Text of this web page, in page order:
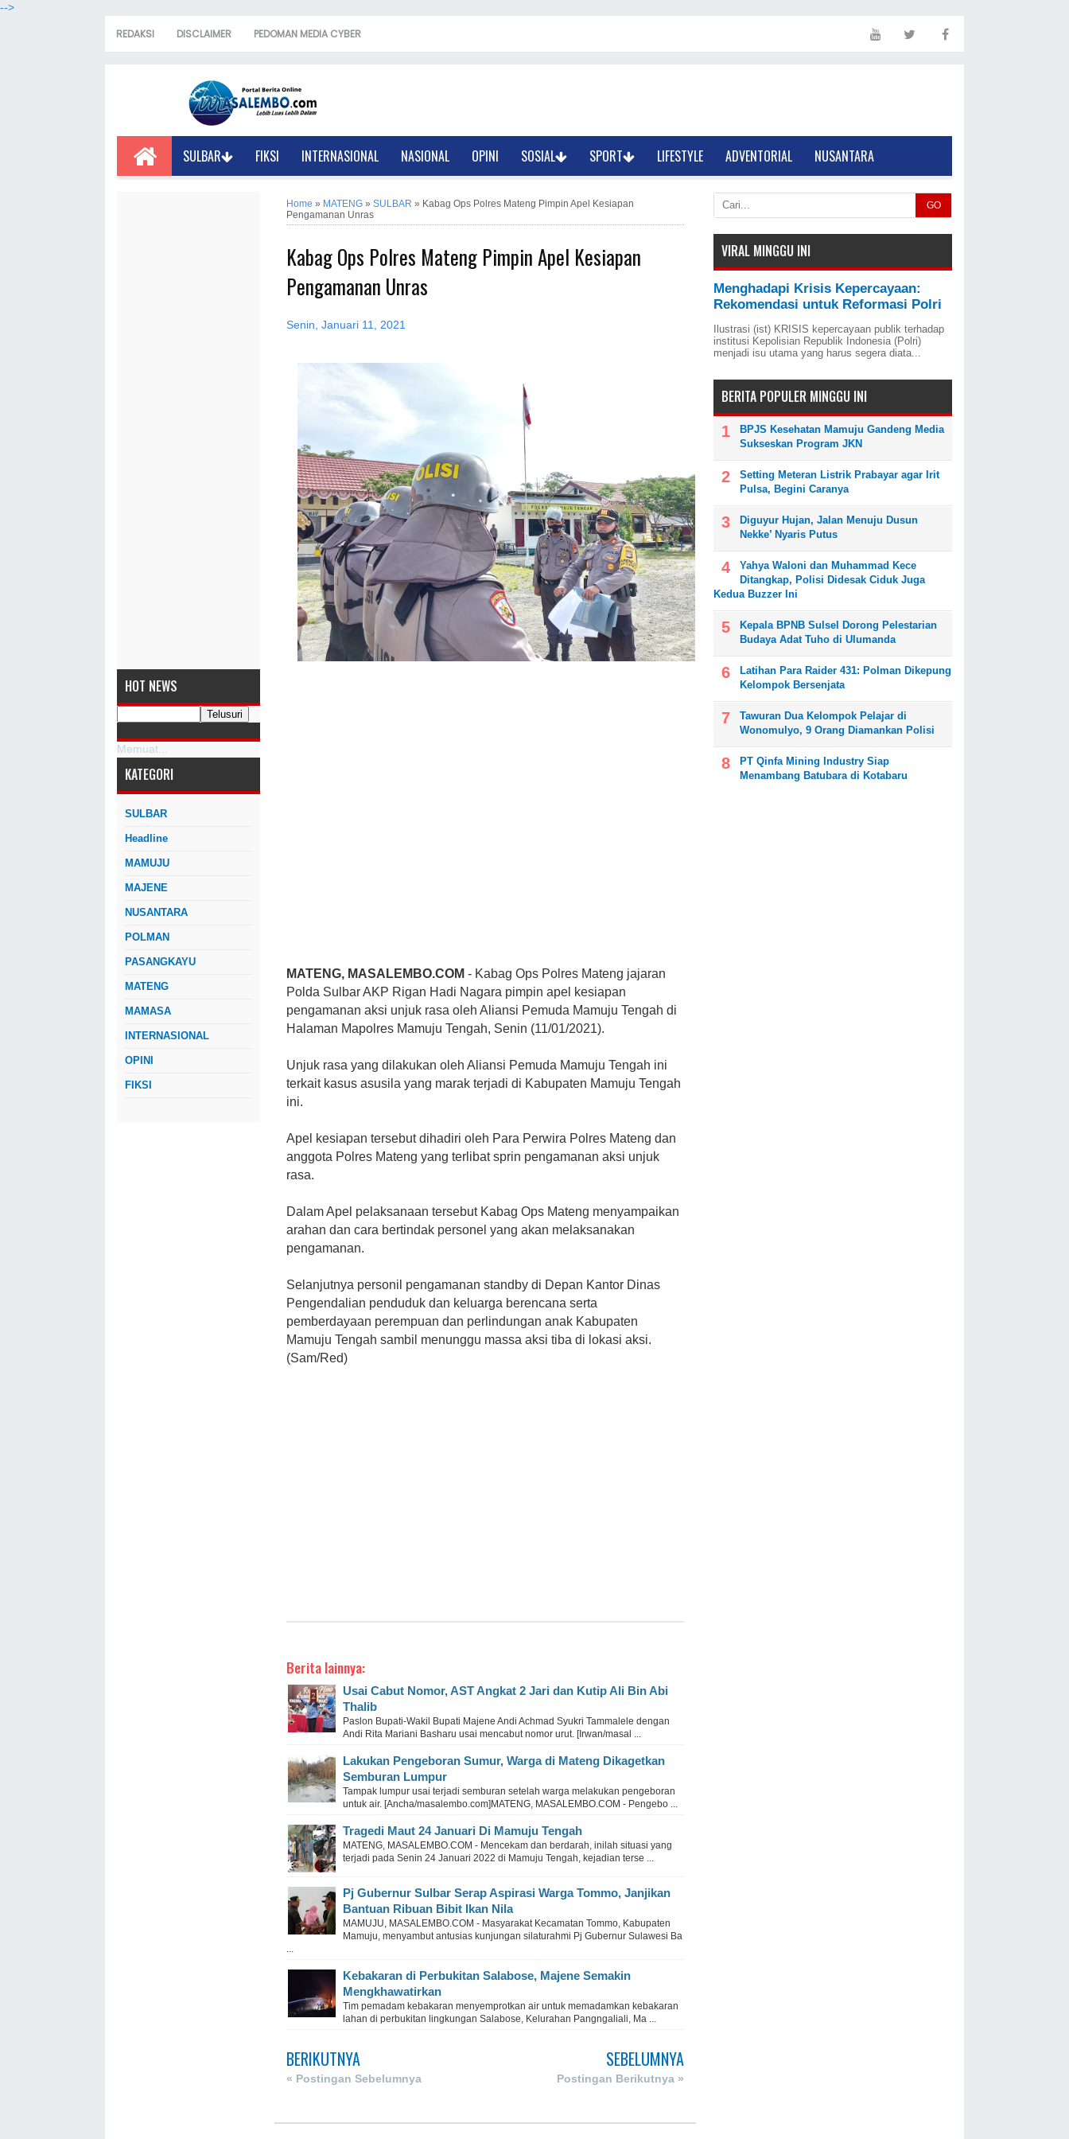
-->
REDAKSI DISCLAIMER PEDOMAN MEDIA CYBER
SULBAR FIKSI INTERNASIONAL NASIONAL OPINI SOSIAL SPORT LIFESTYLE ADVENTORIAL NUSANTARA
HOT NEWS
Memuat...
KATEGORI
SULBAR
Headline
MAMUJU
MAJENE
NUSANTARA
POLMAN
PASANGKAYU
MATENG
MAMASA
INTERNASIONAL
OPINI
FIKSI
Home » MATENG » SULBAR » Kabag Ops Polres Mateng Pimpin Apel Kesiapan
Pengamanan Unras
Kabag Ops Polres Mateng Pimpin Apel Kesiapan
Pengamanan Unras
Senin, Januari 11, 2021
MATENG, MASALEMBO.COM - Kabag Ops Polres Mateng jajaran
Polda Sulbar AKP Rigan Hadi Nagara pimpin apel kesiapan
pengamanan aksi unjuk rasa oleh Aliansi Pemuda Mamuju Tengah di
Halaman Mapolres Mamuju Tengah, Senin (11/01/2021).
Unjuk rasa yang dilakukan oleh Aliansi Pemuda Mamuju Tengah ini
terkait kasus asusila yang marak terjadi di Kabupaten Mamuju Tengah
ini.
Apel kesiapan tersebut dihadiri oleh Para Perwira Polres Mateng dan
anggota Polres Mateng yang terlibat sprin pengamanan aksi unjuk
rasa.
Dalam Apel pelaksanaan tersebut Kabag Ops Mateng menyampaikan
arahan dan cara bertindak personel yang akan melaksanakan
pengamanan.
Selanjutnya personil pengamanan standby di Depan Kantor Dinas
Pengendalian penduduk dan keluarga berencana serta
pemberdayaan perempuan dan perlindungan anak Kabupaten
Mamuju Tengah sambil menunggu massa aksi tiba di lokasi aksi.
(Sam/Red)
Berita lainnya:
Usai Cabut Nomor, AST Angkat 2 Jari dan Kutip Ali Bin Abi
Thalib
Paslon Bupati-Wakil Bupati Majene Andi Achmad Syukri Tammalele dengan
Andi Rita Mariani Basharu usai mencabut nomor urut. [Irwan/masal ...
Lakukan Pengeboran Sumur, Warga di Mateng Dikagetkan
Semburan Lumpur
Tampak lumpur usai terjadi semburan setelah warga melakukan pengeboran
untuk air. [Ancha/masalembo.com]MATENG, MASALEMBO.COM - Pengebo ...
Tragedi Maut 24 Januari Di Mamuju Tengah
MATENG, MASALEMBO.COM - Mencekam dan berdarah, inilah situasi yang
terjadi pada Senin 24 Januari 2022 di Mamuju Tengah, kejadian terse ...
Pj Gubernur Sulbar Serap Aspirasi Warga Tommo, Janjikan
Bantuan Ribuan Bibit Ikan Nila
MAMUJU, MASALEMBO.COM - Masyarakat Kecamatan Tommo, Kabupaten
Mamuju, menyambut antusias kunjungan silaturahmi Pj Gubernur Sulawesi Ba
...
Kebakaran di Perbukitan Salabose, Majene Semakin
Mengkhawatirkan
Tim pemadam kebakaran menyemprotkan air untuk memadamkan kebakaran
lahan di perbukitan lingkungan Salabose, Kelurahan Pangngaliali, Ma ...
BERIKUTNYA
« Postingan Sebelumnya
SEBELUMNYA
Postingan Berikutnya »
GO
VIRAL MINGGU INI
Menghadapi Krisis Kepercayaan:
Rekomendasi untuk Reformasi Polri
Ilustrasi (ist) KRISIS kepercayaan publik terhadap
institusi Kepolisian Republik Indonesia (Polri)
menjadi isu utama yang harus segera diata...
BERITA POPULER MINGGU INI
BPJS Kesehatan Mamuju Gandeng Media
Sukseskan Program JKN
Setting Meteran Listrik Prabayar agar Irit
Pulsa, Begini Caranya
Diguyur Hujan, Jalan Menuju Dusun
Nekke’ Nyaris Putus
Yahya Waloni dan Muhammad Kece
Ditangkap, Polisi Didesak Ciduk Juga
Kedua Buzzer Ini
Kepala BPNB Sulsel Dorong Pelestarian
Budaya Adat Tuho di Ulumanda
Latihan Para Raider 431: Polman Dikepung
Kelompok Bersenjata
Tawuran Dua Kelompok Pelajar di
Wonomulyo, 9 Orang Diamankan Polisi
PT Qinfa Mining Industry Siap
Menambang Batubara di Kotabaru